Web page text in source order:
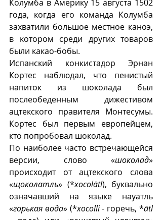
Колумба в Америку 15 августа 1502
года, когда его команда Колумба
захватили большое местное каноэ,
в котором среди других товаров
были какао-бобы.
Испанский конкистадор Эрнан
Кортес наблюдал, что пенистый
напиток из шоколада был
послеобеденным дижестивом
ацтекского правителя Монтесумы.
Кортес был первым европейцем,
кто попробовал шоколад.
По наиболее часто встречающейся
версии, слово «шоколад»
происходит от ацтекского слова
«щоколатль» (*xocolātl), буквально
означавший на языке науатль
«горькая вода» (*xocolli - горечь, *ātl